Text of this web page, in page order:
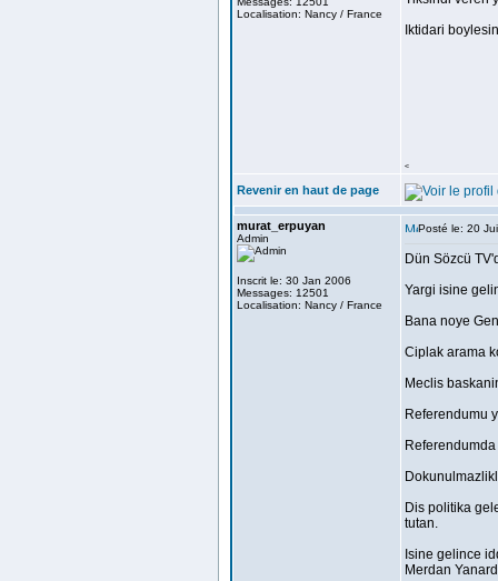
Localisation: Nancy / France
Iktidari
<
Revenir en haut de page
murat_erpuyan
Admin
Inscrit le: 30 Jan 2006
Messages: 12501
Localisation: Nancy / France
Posté le: 20
Dün Sözcü
Yargi isine
Bana noye
Ciplak arama
Meclis
Referendumu
Dis politika
tutan.
Isine gelince
Merdan